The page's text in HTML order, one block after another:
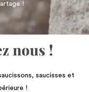
!
nous !
saucisses et
!